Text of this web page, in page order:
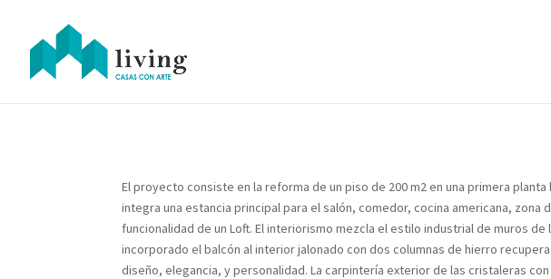
El proyecto consiste en la reforma de un piso de 200 m2 en una primera
integra una estancia principal para el salón, comedor, cocina americana,
funcionalidad de un Loft. El interiorismo mezcla el estilo industrial de muros
incorporado el balcón al interior jalonado con dos columnas de hierro
diseño, elegancia, y personalidad. La carpintería exterior de las cristaleras